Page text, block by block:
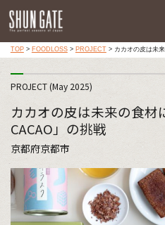
TOP> FOODLOSS> PROJECT> カカオの皮は未
PROJECT (May 2025)
カカオの皮は未来の食材
CACAO」の挑戦
京都府京都市